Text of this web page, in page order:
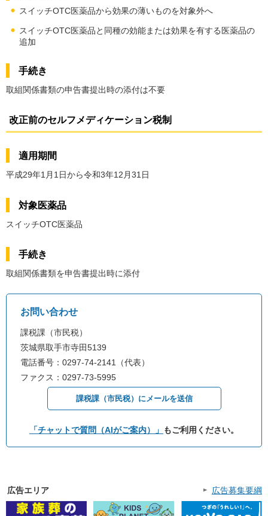
スイッチOTC医薬品から効果の薄いものを対象外へ
スイッチOTC医薬品と同種の効能または効果を有する医薬品の
追加
手続き
取組関係書類の申告書提出時の添付は不要
改正前のセルフメディケーション税制
適用期間
平成29年1月1日から令和3年12月31日
対象医薬品
スイッチOTC医薬品
手続き
取組関係書類を申告書提出時に添付
お問い合わせ
課税課（市民税）
茨城県取手市寺田5139
電話番号：0297-74-2141（代表）
ファクス：0297-73-5995
課税課（市民税）にメールを送信
「チャットで質問（AIがご案内）」 もご利用ください。
広告エリア 広告募集要綱